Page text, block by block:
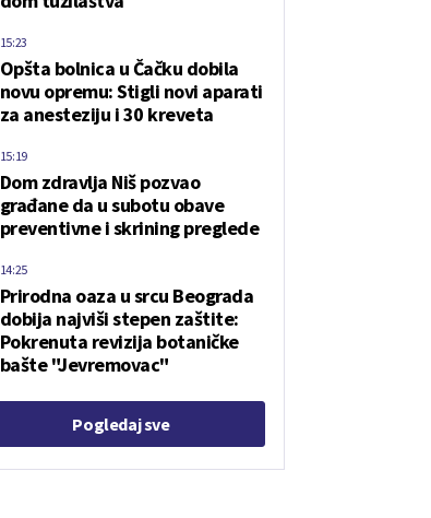
Opšta bolnica u Čačku dobila
novu opremu: Stigli novi aparati
za anesteziju i 30 kreveta
15:23
Dom zdravlja Niš pozvao
građane da u subotu obave
preventivne i skrining preglede
15:19
Prirodna oaza u srcu Beograda
dobija najviši stepen zaštite:
Pokrenuta revizija botaničke
bašte "Jevremovac"
14:25
Pogledaj sve